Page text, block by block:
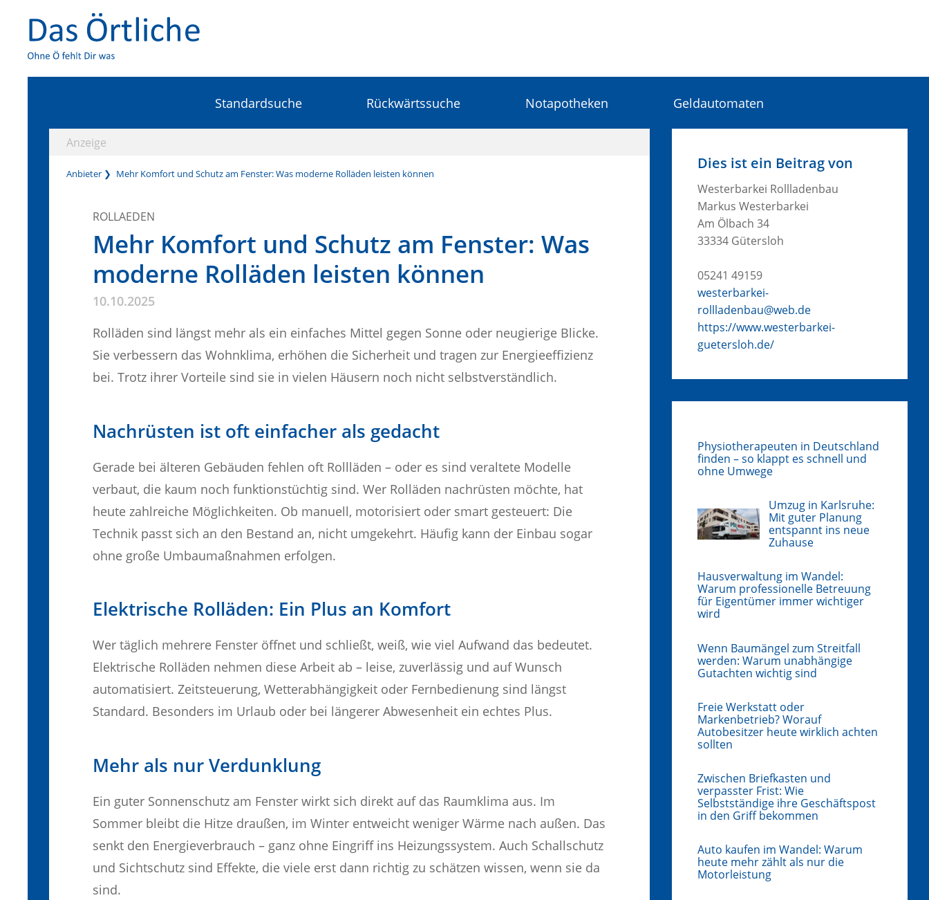
Standardsuche Rückwärtssuche Notapotheken Geldautomaten
Anzeige
Anbieter Mehr Komfort und Schutz am Fenster: Was moderne Rolläden leisten können
ROLLAEDEN
Mehr Komfort und Schutz am Fenster: Was
moderne Rolläden leisten können
10.10.2025
Rolläden sind längst mehr als ein einfaches Mittel gegen Sonne oder neugierige Blicke.
Sie verbessern das Wohnklima, erhöhen die Sicherheit und tragen zur Energieeffizienz
bei. Trotz ihrer Vorteile sind sie in vielen Häusern noch nicht selbstverständlich.
Nachrüsten ist oft einfacher als gedacht
Gerade bei älteren Gebäuden fehlen oft Rollläden – oder es sind veraltete Modelle
verbaut, die kaum noch funktionstüchtig sind. Wer Rolläden nachrüsten möchte, hat
heute zahlreiche Möglichkeiten. Ob manuell, motorisiert oder smart gesteuert: Die
Technik passt sich an den Bestand an, nicht umgekehrt. Häufig kann der Einbau sogar
ohne große Umbaumaßnahmen erfolgen.
Elektrische Rolläden: Ein Plus an Komfort
Wer täglich mehrere Fenster öffnet und schließt, weiß, wie viel Aufwand das bedeutet.
Elektrische Rolläden nehmen diese Arbeit ab – leise, zuverlässig und auf Wunsch
automatisiert. Zeitsteuerung, Wetterabhängigkeit oder Fernbedienung sind längst
Standard. Besonders im Urlaub oder bei längerer Abwesenheit ein echtes Plus.
Mehr als nur Verdunklung
Ein guter Sonnenschutz am Fenster wirkt sich direkt auf das Raumklima aus. Im
Sommer bleibt die Hitze draußen, im Winter entweicht weniger Wärme nach außen. Das
senkt den Energieverbrauch – ganz ohne Eingriff ins Heizungssystem. Auch Schallschutz
und Sichtschutz sind Effekte, die viele erst dann richtig zu schätzen wissen, wenn sie da
sind.
Dies ist ein Beitrag von
Westerbarkei Rollladenbau
Markus Westerbarkei
Am Ölbach 34
33334 Gütersloh
05241 49159
westerbarkei-
rollladenbau@web.de
https://www.westerbarkei-
guetersloh.de/
Physiotherapeuten in Deutschland
finden – so klappt es schnell und
ohne Umwege
Umzug in Karlsruhe:
Mit guter Planung
entspannt ins neue
Zuhause
Hausverwaltung im Wandel:
Warum professionelle Betreuung
für Eigentümer immer wichtiger
wird
Wenn Baumängel zum Streitfall
werden: Warum unabhängige
Gutachten wichtig sind
Freie Werkstatt oder
Markenbetrieb? Worauf
Autobesitzer heute wirklich achten
sollten
Zwischen Briefkasten und
verpasster Frist: Wie
Selbstständige ihre Geschäftspost
in den Griff bekommen
Auto kaufen im Wandel: Warum
heute mehr zählt als nur die
Motorleistung